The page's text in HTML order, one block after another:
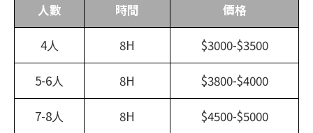
人數
時間 價格
4人 8H $3000-$3500
5-6人 8H $3800-$4000
7-8人 8H $4500-$5000